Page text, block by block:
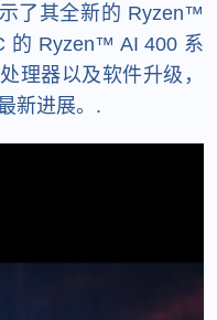
了其全新的 Ryzen™
的 Ryzen™ AI 400 系
理器以及软件升级，
新进展。.